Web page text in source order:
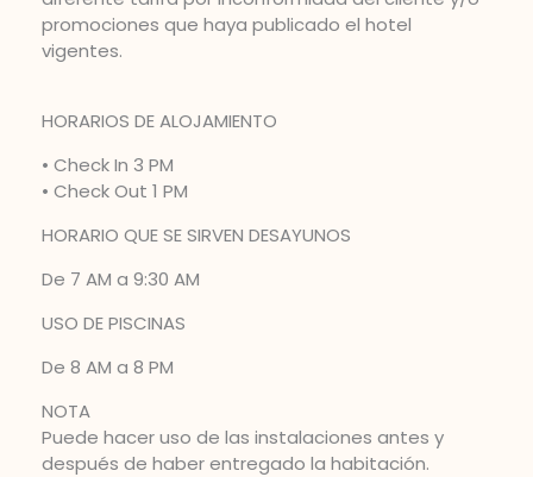
promociones que haya publicado el hotel
vigentes.
HORARIOS DE ALOJAMIENTO
• Check In 3 PM
• Check Out 1 PM
HORARIO QUE SE SIRVEN DESAYUNOS
De 7 AM a 9:30 AM
USO DE PISCINAS
De 8 AM a 8 PM
NOTA
Puede hacer uso de las instalaciones antes y
después de haber entregado la habitación.